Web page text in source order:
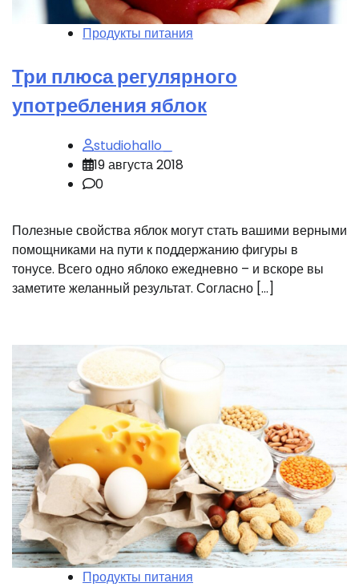
Продукты питания
Три плюса регулярного
употребления яблок
studiohallo_
19 августа 2018
0
Полезные свойства яблок могут стать вашими верными
помощниками на пути к поддержанию фигуры в
тонусе. Всего одно яблоко ежедневно – и вскоре вы
заметите желанный результат. Согласно […]
Продукты питания